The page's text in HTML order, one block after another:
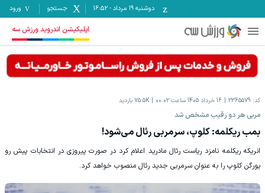
دوشنبه ۱۹ مرداد -
16:52 جستجو ورود
اپلیکیشن اندروید ورزش سه
کد: 2365579 16 خرداد 1405 ساعت 00:02 75.5K بازدید
مربی هر دو رقیب مشخص شد
بمب ریکلمه: کلوپ، سرمربی رئال می‌شود!
‫انریکه ریکلمه نامزد ریاست رئال مادرید اعلام کرد در صورت پیروزی در انتخابات پیش رو
یورگن کلوپ را به عنوان سرمربی جدید رئال منصوب خواهد کرد.